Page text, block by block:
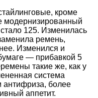
кроме
модернизированный
125. Изменилась
ремень,
Изменился и
— прибавкой 5
такие же, как у
система
более
аппетит.